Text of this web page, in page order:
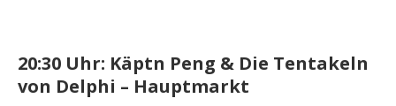
20:30 Uhr: Käptn Peng & Die Tentakeln
von Delphi – Hauptmarkt